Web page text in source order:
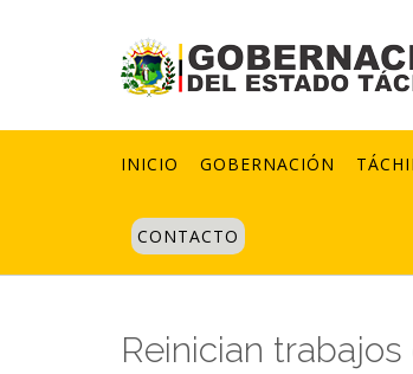
INICIO GOBERNACIÓN
CONTACTO
Reinician